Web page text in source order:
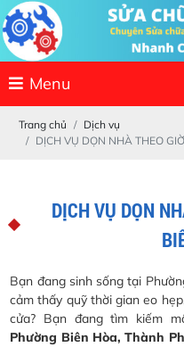
Menu
Trang chủ
Dịch vụ
DỊCH VỤ DỌN NHÀ THEO
DỊCH VỤ DỌN
Bạn đang sinh sống tại
cảm thấy quỹ thời gian eo
cửa? Bạn đang tìm kiếm
Phường Biên Hòa, Thành